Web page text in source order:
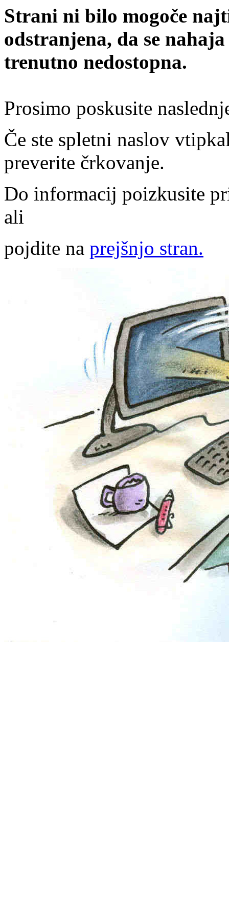
Strani ni bilo mogoče
odstranjena, da se
trenutno nedostopna.
Prosimo poskusite
Če ste spletni naslov
preverite črkovanje.
Do informacij poizkusite
ali
pojdite na prejšnjo stran.